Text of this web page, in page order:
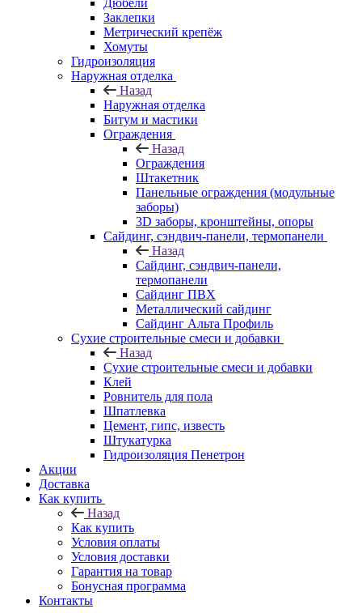
Дюбели
Заклепки
Метрический крепёж
Хомуты
Гидроизоляция
Наружная отделка
Назад
Наружная отделка
Битум и мастики
Ограждения
Назад
Ограждения
Штакетник
Панельные ограждения (модульные
заборы)
3D заборы, кронштейны, опоры
Cайдинг, сэндвич-панели, термопанели
Назад
Cайдинг, сэндвич-панели,
термопанели
Сайдинг ПВХ
Металлический сайдинг
Сайдинг Альта Профиль
Сухие строительные смеси и добавки
Назад
Сухие строительные смеси и добавки
Клей
Ровнитель для пола
Шпатлевка
Цемент, гипс, известь
Штукатурка
Гидроизоляция Пенетрон
Акции
Доставка
Как купить
Назад
Как купить
Условия оплаты
Условия доставки
Гарантия на товар
Бонусная программа
Контакты